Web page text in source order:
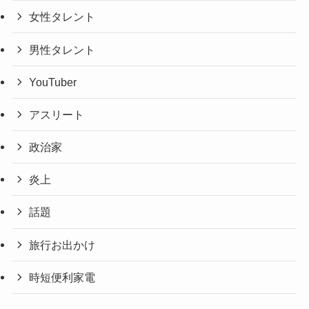
女性タレント
男性タレント
YouTuber
アスリート
政治家
炎上
話題
旅行お出かけ
時短便利家電